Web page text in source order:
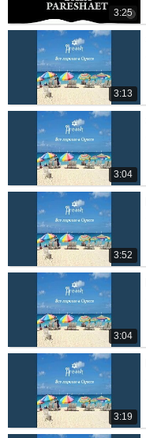
3:25
3:13
3:04
3:52
3:04
3:19